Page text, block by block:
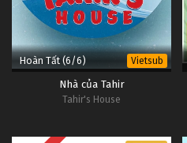
Hoàn Tất (6/6) Vietsub
Nhà của Tahir
Tahir's House